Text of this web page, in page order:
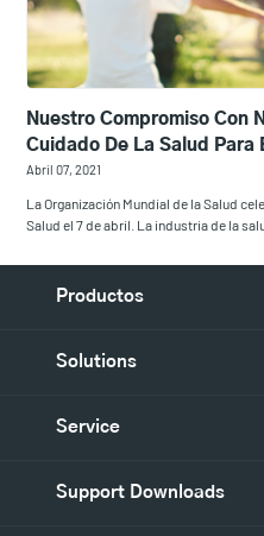
Nuestro Compromiso Con
Cuidado De La Salud Para
Abril 07, 2021
La Organización Mundial de la Salud
Salud el 7 de abril. La industria de la
Productos
Solutions
Service
Support Downloads